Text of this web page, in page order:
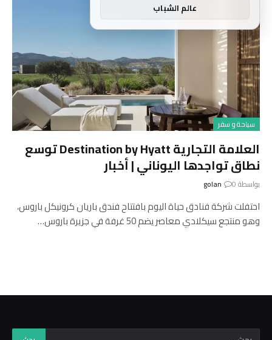
سياحة و سفر
العلامة التجارية Destination by Hyatt توسع
نطاق تواجدها اليوناني | أخبار
بواسطة golan 0
احتفلت شركة فنادق حياة اليوم بافتتاح فندق باريان كرونيكل باروس،
وهو منتجع سيكلادي معاصر يضم 50 غرفة في جزيرة باروس…
عالم الشباب